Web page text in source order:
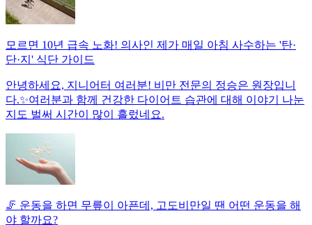
모르면 10년 급속 노화! 의사인 제가 매일 아침 사수하는 '탄·
단·지' 식단 가이드
안녕하세요, 지니어터 여러분! 비만 전문의 정승은 원장입니
다.✨여러분과 함께 건강한 다이어트 습관에 대해 이야기 나눈
지도 벌써 시간이 많이 흘렀네요.
🦵 운동을 하면 무릎이 아픈데, 고도비만일 땐 어떤 운동을 해
야 할까요?